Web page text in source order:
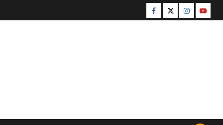
Facebook
TwitterInstagram